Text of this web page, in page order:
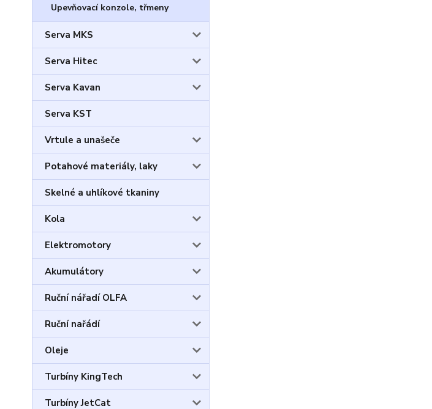
Upevňovací konzole, třmeny
Serva MKS
Serva Hitec
Serva Kavan
Serva KST
Vrtule a unašeče
Potahové materiály, laky
Skelné a uhlíkové tkaniny
Kola
Elektromotory
Akumulátory
Ruční nářadí OLFA
Ruční nařádí
Oleje
Turbíny KingTech
Turbíny JetCat